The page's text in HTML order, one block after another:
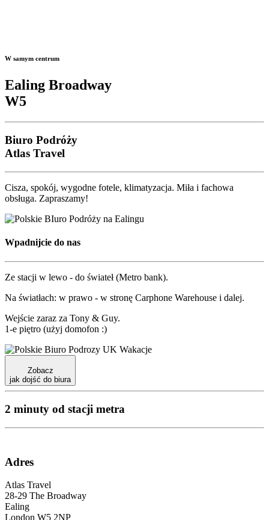
W samym centrum
Ealing Broadway
W5
Biuro Podróży
Atlas Travel
Cisza, spokój, wygodne fotele, klimatyzacja. Miła i fachowa
obsługa. Zapraszamy!
Wpadnijcie do nas
Ze stacji w lewo - do świateł (Metro bank).
Na światłach: w prawo - w stronę Carphone Warehouse i dalej.
Wejście zaraz za Tony & Guy.
1-e piętro (użyj domofon :)
Zobacz
jak dojść do biura
2 minuty od stacji metra
Adres
Atlas Travel
28-29 The Broadway
Ealing
London W5 2NP